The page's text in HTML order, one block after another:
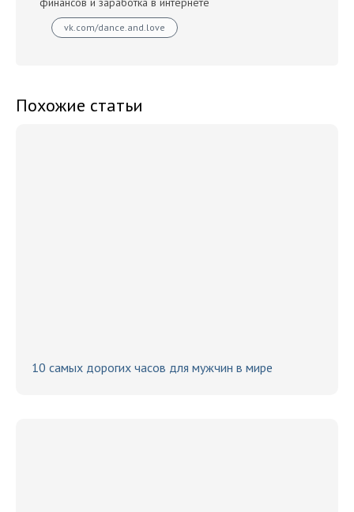
vk.com/dance.and.love
Похожие статьи
10 самых дорогих часов для мужчин в мире